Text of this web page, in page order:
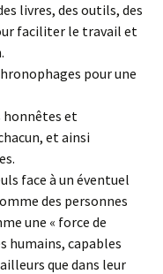
livres, des outils, des
faciliter le travail et
pour une
honnêtes et
et ainsi
face à un éventuel
des personnes
une « force de
humains, capables
que dans leur